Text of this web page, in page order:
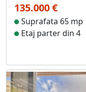
135.000 €
Suprafata 65 mp
Etaj parter din 4